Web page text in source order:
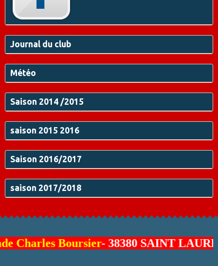
Journal du club
Météo
Saison 2014 /2015
saison 2015 2016
Saison 2016/2017
saison 2017/2018
Boursier- 38380 SAINT